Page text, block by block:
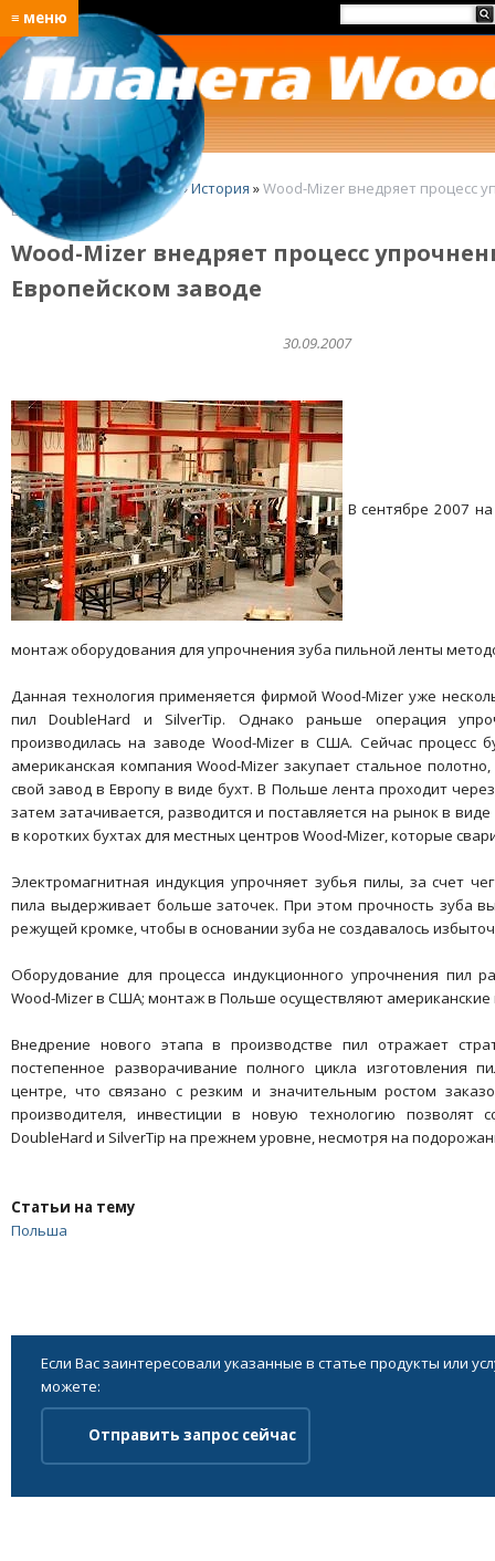
≡ меню
Главная O Wood-Mizer»История »Wood-Mizer внедряет процесс
Европейском заводе
Wood-Mizer внедряет процесс
Европейском заводе
30.09.2007
В сентябре 2007
монтаж оборудования для упрочнения зуба пильной ленты
Данная технология применяется фирмой Wood-Mizer уже
пил DoubleHard и SilverTip. Однако раньше операция
производилась на заводе Wood-Mizer в США. Сейчас процесс
американская компания Wood-Mizer закупает стальное
свой завод в Европу в виде бухт. В Польше лента проходит
затем затачивается, разводится и поставляется на рынок в
в коротких бухтах для местных центров Wood-Mizer, которые
Электромагнитная индукция упрочняет зубья пилы, за счет
пила выдерживает больше заточек. При этом прочность зуба
режущей кромке, чтобы в основании зуба не создавалось
Оборудование для процесса индукционного упрочнения пил
Wood-Mizer в США; монтаж в Польше осуществляют
Внедрение нового этапа в производстве пил отражает
постепенное разворачивание полного цикла изготовления
центре, что связано с резким и значительным ростом
производителя, инвестиции в новую технологию позволят
DoubleHard и SilverTip на прежнем уровне, несмотря на
Статьи на тему
Польша
Если Вас заинтересовали указанные в статье продукты или
можете:
Отправить запрос сейчас